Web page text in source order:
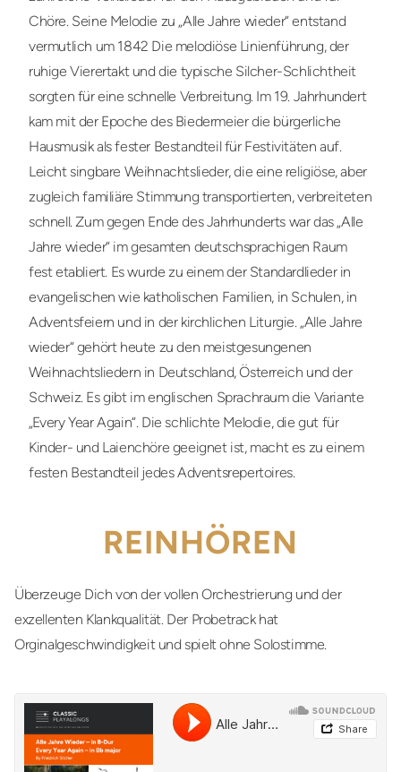
Chöre. Seine Melodie zu „Alle Jahre wieder“ entstand
vermutlich um 1842 Die melodiöse Linienführung, der
ruhige Vierertakt und die typische Silcher-Schlichtheit
sorgten für eine schnelle Verbreitung. Im 19. Jahrhundert
kam mit der Epoche des Biedermeier die bürgerliche
Hausmusik als fester Bestandteil für Festivitäten auf.
Leicht singbare Weihnachtslieder, die eine religiöse, aber
zugleich familiäre Stimmung transportierten, verbreiteten
schnell. Zum gegen Ende des Jahrhunderts war das „Alle
Jahre wieder“ im gesamten deutschsprachigen Raum
fest etabliert. Es wurde zu einem der Standardlieder in
evangelischen wie katholischen Familien, in Schulen, in
Adventsfeiern und in der kirchlichen Liturgie. „Alle Jahre
wieder“ gehört heute zu den meistgesungenen
Weihnachtsliedern in Deutschland, Österreich und der
Schweiz. Es gibt im englischen Sprachraum die Variante
„Every Year Again“. Die schlichte Melodie, die gut für
Kinder- und Laienchöre geeignet ist, macht es zu einem
festen Bestandteil jedes Adventsrepertoires.
REINHÖREN
Überzeuge Dich von der vollen Orchestrierung und der
exzellenten Klankqualität. Der Probetrack hat
Orginalgeschwindigkeit und spielt ohne Solostimme.